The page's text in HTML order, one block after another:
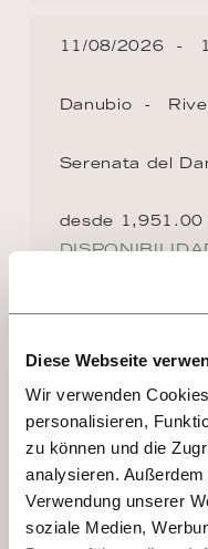
Diese Webseite
Wir verwenden
personalisieren,
zu können und die
analysieren.
Verwendung unserer
soziale Medien,
11/08/2026
Danubio
Serenata del
desde 1,951.00
DESTINOS
DÍA 1, 2 -
Viena es una
vitalidad